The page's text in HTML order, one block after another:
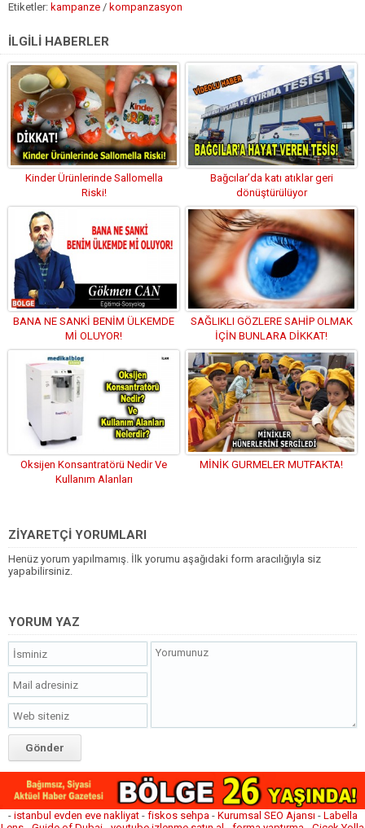
Etiketler: kampanze / kompanzasyon
İLGİLİ HABERLER
Kinder Ürünlerinde Sallomella
Riski!
Bağcılar’da katı atıklar geri
dönüştürülüyor
BANA NE SANKİ BENİM ÜLKEMDE
Mİ OLUYOR!
SAĞLIKLI GÖZLERE SAHİP OLMAK
İÇİN BUNLARA DİKKAT!
Oksijen Konsantratörü Nedir Ve
Kullanım Alanları
MİNİK GURMELER MUTFAKTA!
ZİYARETÇİ YORUMLARI
Henüz yorum yapılmamış. İlk yorumu aşağıdaki form aracılığıyla siz
yapabilirsiniz.
YORUM YAZ
- istanbul evden eve nakliyat- fiskos sehpa- Kurumsal SEO Ajansı - Labella